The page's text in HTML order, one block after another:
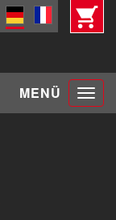
MENÜ Toggle